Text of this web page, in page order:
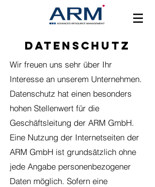
Datenschutz
Wir freuen uns sehr über Ihr
Interesse an unserem Unternehmen.
Datenschutz hat einen besonders
hohen Stellenwert für die
Geschäftsleitung der ARM GmbH.
Eine Nutzung der Internetseiten der
ARM GmbH ist grundsätzlich ohne
jede Angabe personenbezogener
Daten möglich. Sofern eine